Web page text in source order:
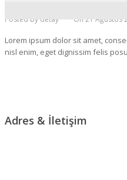
Posted by detay On 21 Ağustos
Lorem ipsum dolor sit amet,
nisl enim, eget dignissim felis
Adres & İletişim